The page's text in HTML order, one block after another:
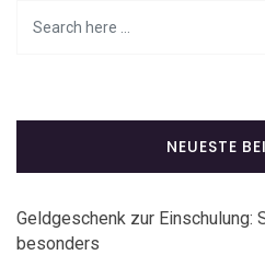
NEUESTE
Geldgeschenk zur Einschulung:
besonders